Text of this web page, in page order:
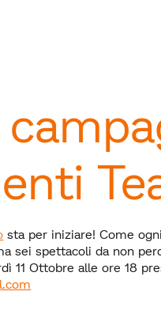
sta per iniziare! Come
sei spettacoli da non
11 Ottobre alle ore 18